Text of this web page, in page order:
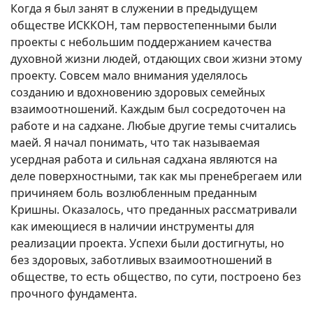
Когда я был занят в служении в предыдущем
обществе ИСККОН, там первостепенными были
проекты с небольшим поддержанием качества
духовной жизни людей, отдающих свои жизни этому
проекту. Совсем мало внимания уделялось
созданию и вдохновению здоровых семейных
взаимоотношений. Каждым был сосредоточен на
работе и на садхане. Любые другие темы считались
маей. Я начал понимать, что так называемая
усердная работа и сильная садхана являются на
деле поверхностными, так как мы пренебрегаем или
причиняем боль возлюбленным преданным
Кришны. Оказалось, что преданных рассматривали
как имеющиеся в наличии инструменты для
реализации проекта. Успехи были достигнуты, но
без здоровых, заботливых взаимоотношений в
обществе, то есть общество, по сути, построено без
прочного фундамента.